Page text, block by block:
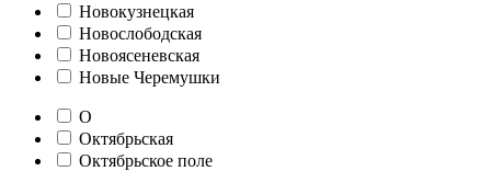
Новокузнецкая
Новослободская
Новоясеневская
Новые Черемушки
О
Октябрьская
Октябрьское поле